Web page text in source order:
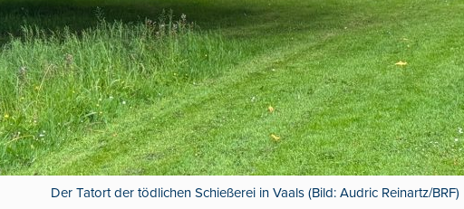
Der Tatort der tödlichen Schießerei in Vaals (Bild: Audric Reinartz/BRF)